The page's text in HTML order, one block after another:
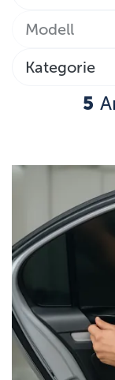
Modell
Kategorie
5